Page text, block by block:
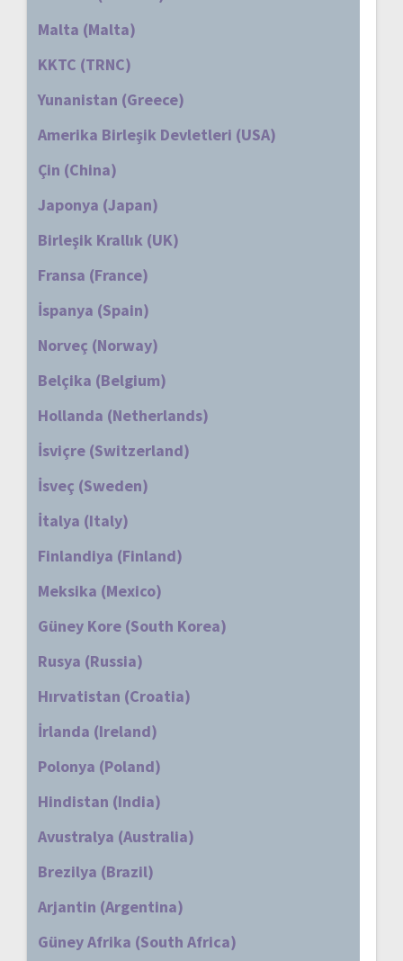
Malta (Malta)
KKTC (TRNC)
Yunanistan (Greece)
Amerika Birleşik Devletleri (USA)
Çin (China)
Japonya (Japan)
Birleşik Krallık (UK)
Fransa (France)
İspanya (Spain)
Norveç (Norway)
Belçika (Belgium)
Hollanda (Netherlands)
İsviçre (Switzerland)
İsveç (Sweden)
İtalya (Italy)
Finlandiya (Finland)
Meksika (Mexico)
Güney Kore (South Korea)
Rusya (Russia)
Hırvatistan (Croatia)
İrlanda (Ireland)
Polonya (Poland)
Hindistan (India)
Avustralya (Australia)
Brezilya (Brazil)
Arjantin (Argentina)
Güney Afrika (South Africa)